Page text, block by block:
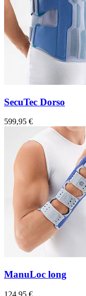
SecuTec Dorso
599,95 €
ManuLoc long
124,95 €